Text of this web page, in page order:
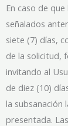
En caso de
señalados
siete (7) días,
de la solicitud,
invitando al
de diez (10)
la subsanación
presentada.